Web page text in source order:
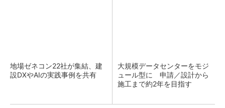
地場ゼネコン22社が集結、建
設DXやAIの実践事例を共有
大規模データセンターをモジ
ュール型に 申請／設計から
施工まで約2年を目指す